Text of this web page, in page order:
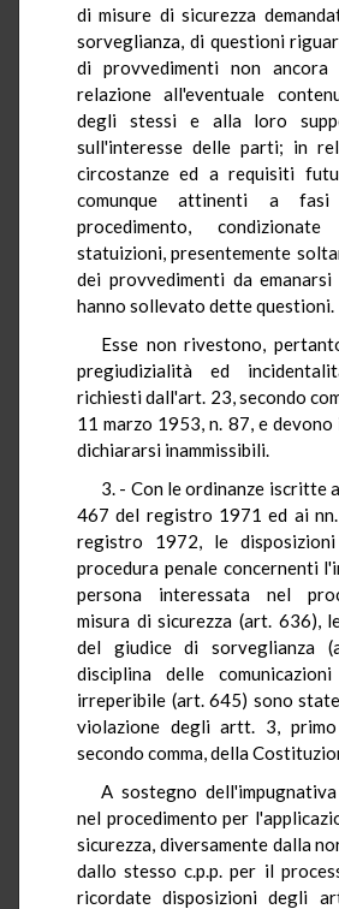
di misure di sicurezza
sorveglianza, di questioni
di provvedimenti non ancora
relazione all'eventuale
degli stessi e alla loro
sull'interesse delle parti; in
circostanze ed a requisiti
comunque attinenti a
procedimento,
statuizioni, presentemente
dei provvedimenti da
hanno sollevato dette questioni.
Esse non rivestono,
pregiudizialità ed
richiesti dall'art. 23, secondo
11 marzo 1953, n. 87, e devono
dichiararsi inammissibili.
3. - Con le ordinanze iscritte
467 del registro 1971 ed ai
registro 1972, le
procedura penale concernenti
persona interessata nel
misura di sicurezza (art. 636),
del giudice di sorveglianza
disciplina delle
irreperibile (art. 645) sono
violazione degli artt. 3,
secondo comma, della
A sostegno
nel procedimento per
sicurezza, diversamente dalla
dallo stesso c.p.p. per il
ricordate disposizioni degli